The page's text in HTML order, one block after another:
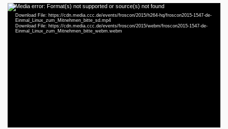
Video
Player
Media error: Format(s) not supported or source(s) not found
Download File: https://cdn.media.ccc.de/events/froscon/2015/h264-hq/froscon2015-1547-de-
Einmal_Linux_zum_Mitnehmen_bitte_sd.mp4
Download File: https://cdn.media.ccc.de/events/froscon/2015/webm/froscon2015-1547-de-
Einmal_Linux_zum_Mitnehmen_bitte_webm.webm